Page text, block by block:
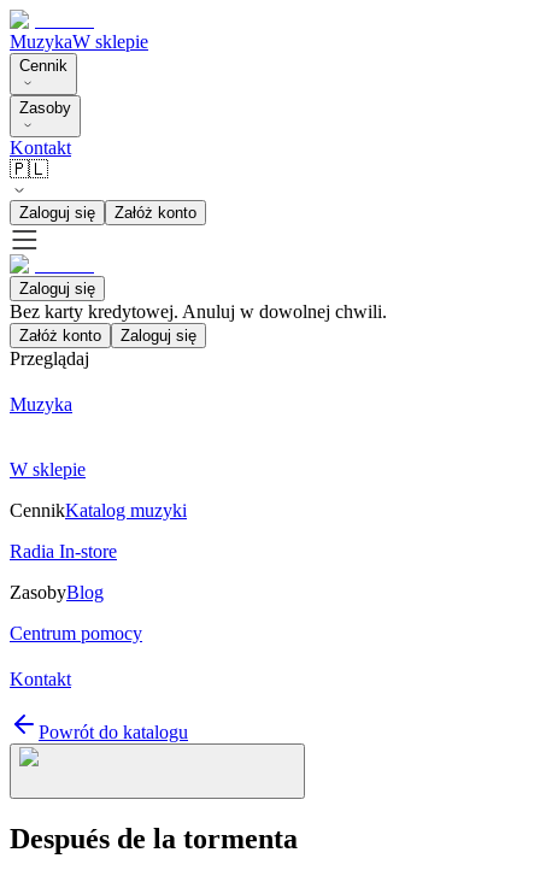
MuzykaW sklepie
Cennik
Zasoby
Kontakt
🇵🇱
Zaloguj się Załóż konto
Zaloguj się
Bez karty kredytowej. Anuluj w dowolnej chwili.
Załóż konto Zaloguj się
Przeglądaj
Muzyka
W sklepie
CennikKatalog muzyki
Radia In-store
ZasobyBlog
Centrum pomocy
Kontakt
Powrót do katalogu
Después de la tormenta